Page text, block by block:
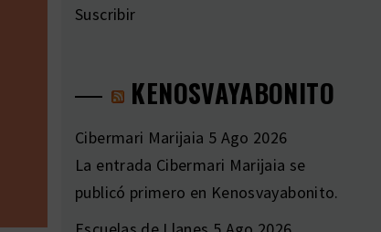
Suscribir
KENOSVAYABONITO
Cibermari Marijaia 5 Ago 2026
La entrada Cibermari Marijaia se
publicó primero en Kenosvayabonito.